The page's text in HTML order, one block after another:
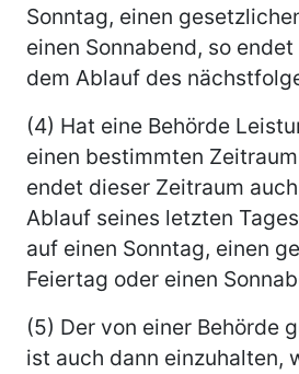
Sonntag, einen
einen Sonnabend, so
dem Ablauf des
(4) Hat eine Behörde
einen bestimmten
endet dieser Zeitraum
Ablauf seines letzten
auf einen Sonntag, einen
Feiertag oder einen
(5) Der von einer Behörde
ist auch dann einzuhalten,